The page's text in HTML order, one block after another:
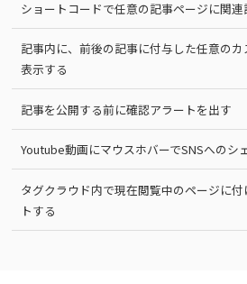
ショートコードで任意の記事ページに関連
記事内に、前後の記事に付与した任意の
表示する
記事を公開する前に確認アラートを出す
Youtube動画にマウスホバーでSNSへのシ
タグクラウド内で現在閲覧中のページに
トする